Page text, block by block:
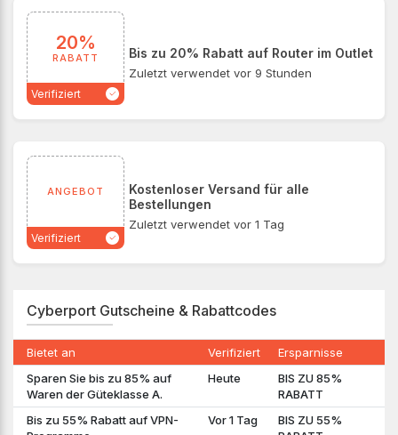
20%
RABATT
Verifiziert
Bis zu 20% Rabatt auf Router im Outlet
Zuletzt verwendet vor 9 Stunden
ANGEBOT
Verifiziert
Kostenloser Versand für alle
Bestellungen
Zuletzt verwendet vor 1 Tag
Cyberport Gutscheine & Rabattcodes
Bietet an Verifiziert
Ersparnisse
Sparen Sie bis zu 85% auf
Waren der Güteklasse A.
Heute
BIS ZU 85%
RABATT
Bis zu 55% Rabatt auf VPN-
Vor 1 Tag
BIS ZU 55%